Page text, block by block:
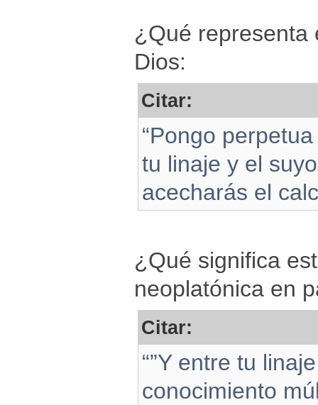
¿Qué representa
Dios:
Citar:
“Pongo
tu linaje y el
acecharás el
¿Qué significa
neoplatónica en
Citar:
“”Y entre tu
conocimiento